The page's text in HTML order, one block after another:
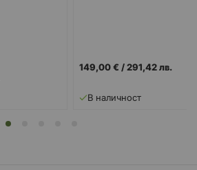
149,00 € /291,42 лв.
В наличност